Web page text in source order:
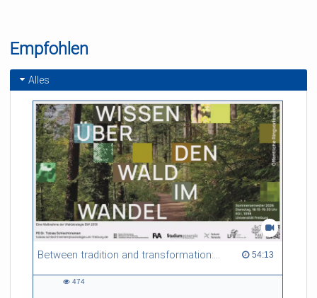
Empfohlen
Alles
Between tradition and transformation: how owners, advisers and institutions co-create knowledge for resilient forests in Europe 54:13
54:13 duration
474